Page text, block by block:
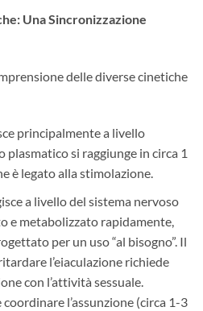
Una Sincronizzazione
delle diverse cinetiche
principalmente a livello
plasmatico si raggiunge in circa 1
è legato alla stimolazione.
a livello del sistema nervoso
e metabolizzato rapidamente,
per un uso “al bisogno”. Il
l’eiaculazione richiede
con l’attività sessuale.
l’assunzione (circa 1-3